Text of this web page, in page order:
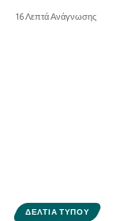
16 Λεπτά Ανάγνωσης
ΔΕΛΤΊΑ ΤΎΠΟΥ